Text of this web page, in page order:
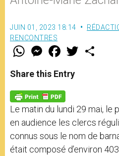
JUIN 01, 2023 18:14
RENCONTRES
W
t
s
p
p
M
e
s
e
g
e
r
F
a
e
b
o
k
w
Share this Entry
Le matin du lundi 29 mai, le
en audience les clercs
connus sous le nom de
était composé d’environ